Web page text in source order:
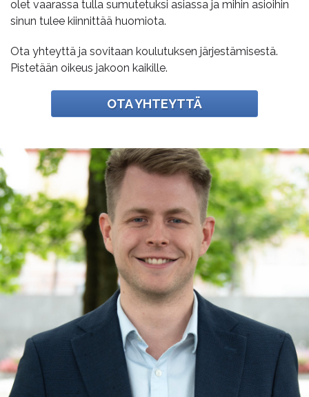
olet vaarassa tulla sumutetuksi asiassa ja mihin asioihin
sinun tulee kiinnittää huomiota.
Ota yhteyttä ja sovitaan koulutuksen järjestämisestä.
Pistetään oikeus jakoon kaikille.
OTA YHTEYTTÄ